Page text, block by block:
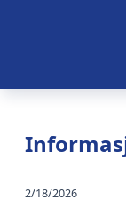
2/18/2026